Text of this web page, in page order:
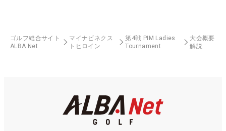
ゴルフ総合サイト
ALBA Net
マイナビネクス
トヒロイン
第4戦 PIM Ladies
Tournament
大会概要
解説